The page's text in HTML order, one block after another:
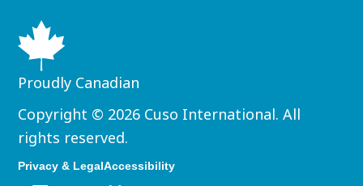
Proudly Canadian
Copyright © 2026 Cuso International. All
rights reserved.
Privacy & LegalAccessibility